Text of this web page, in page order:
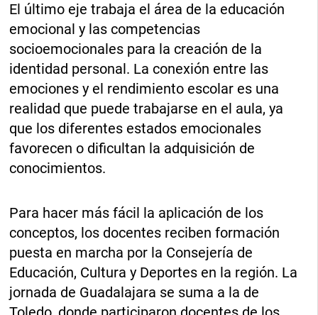
El último eje trabaja el área de la educación
emocional y las competencias
socioemocionales para la creación de la
identidad personal. La conexión entre las
emociones y el rendimiento escolar es una
realidad que puede trabajarse en el aula, ya
que los diferentes estados emocionales
favorecen o dificultan la adquisición de
conocimientos.
Para hacer más fácil la aplicación de los
conceptos, los docentes reciben formación
puesta en marcha por la Consejería de
Educación, Cultura y Deportes en la región. La
jornada de Guadalajara se suma a la de